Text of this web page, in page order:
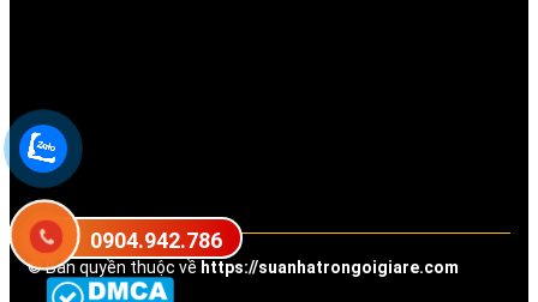
© Bản quyền thuộc về https://suanhatrongoigiare.com
0904.942.786